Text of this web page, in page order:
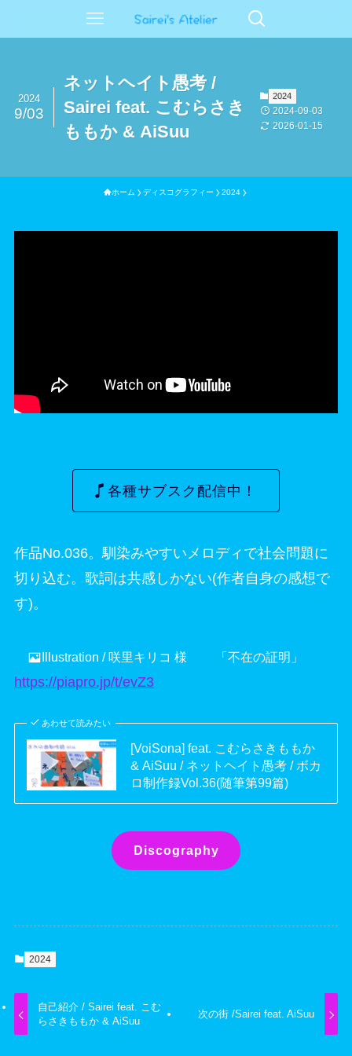
ネットヘイト愚考 /
Sairei feat. こむらさき
ももか & AiSuu
2024
9/03
2024
2024-09-03
2026-01-15
ホーム ディスコグラフィー 2024
各種サブスク配信中！
作品No.036。馴染みやすいメロディで社会問題に
切り込む。歌詞は共感しかない(作者自身の感想で
す)。
Illustration / 咲里キリコ 様 「不在の証明」
https://piapro.jp/t/evZ3
あわせて読みたい
[VoiSona] feat. こむらさきももか
& AiSuu / ネットヘイト愚考 / ボカ
ロ制作録Vol.36(随筆第99篇)
Discography
2024
自己紹介 / Sairei feat. こむ
らさきももか & AiSuu
次の街 /Sairei feat. AiSuu